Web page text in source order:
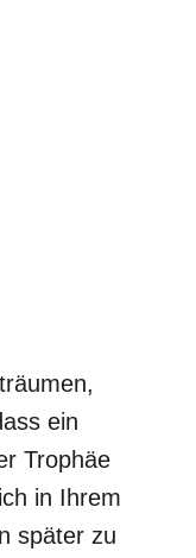
ein
Trophäe
in Ihrem
später zu